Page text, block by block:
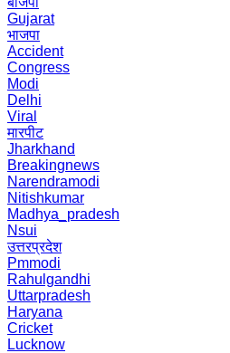
Gujarat
भाजपा
Accident
Congress
Modi
Delhi
Viral
मारपीट
Jharkhand
Breakingnews
Narendramodi
Nitishkumar
Madhya_pradesh
Nsui
उत्तरप्रदेश
Pmmodi
Rahulgandhi
Uttarpradesh
Haryana
Cricket
Lucknow